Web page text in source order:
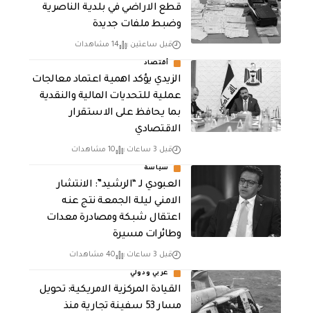
قطع الاراضي في بلدية الناصرية
وضبط ملفات جديدة
قبل ساعتين 14 مشاهدات
أقتصاد
الزيدي يؤكد اهمية اعتماد معالجات
عملية للتحديات المالية والنقدية
بما يحافظ على الاستقرار
الاقتصادي
قبل 3 ساعات 10 مشاهدات
سياسة
العبودي لـ “الرشيد”: الانتشار
الامني ليلة الجمعة نتج عنه
اعتقال شبكة ومصادرة معدات
وطائرات مسيرة
قبل 3 ساعات 40 مشاهدات
عربي ودولي
القيادة المركزية الامريكية: تحويل
مسار 53 سفينة تجارية منذ